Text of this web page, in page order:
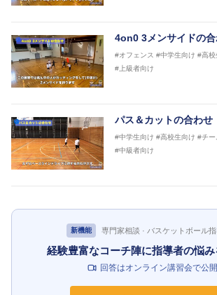
4on0 3メンサイドの
#オフェンス #中学生向け #高校
#上級者向け
パス＆カットの合わせ
#中学生向け #高校生向け #チー
#中級者向け
新機能 専門家相談 · バスケットボール
経験豊富なコーチ陣に指導者の悩
回答はオンライン講習会で公開